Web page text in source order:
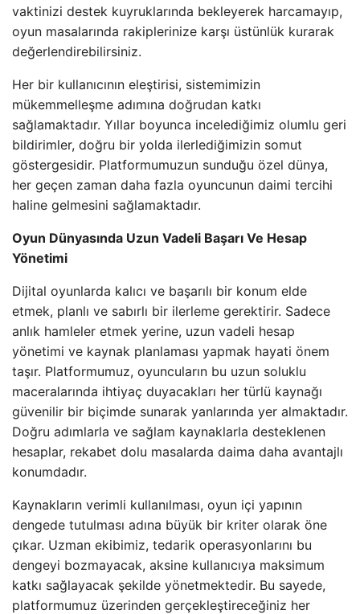
vaktinizi destek kuyruklarında bekleyerek harcamayıp,
oyun masalarında rakiplerinize karşı üstünlük kurarak
değerlendirebilirsiniz.
Her bir kullanıcının eleştirisi, sistemimizin
mükemmelleşme adımına doğrudan katkı
sağlamaktadır. Yıllar boyunca incelediğimiz olumlu geri
bildirimler, doğru bir yolda ilerlediğimizin somut
göstergesidir. Platformumuzun sunduğu özel dünya,
her geçen zaman daha fazla oyuncunun daimi tercihi
haline gelmesini sağlamaktadır.
Oyun Dünyasında Uzun Vadeli Başarı Ve Hesap
Yönetimi
Dijital oyunlarda kalıcı ve başarılı bir konum elde
etmek, planlı ve sabırlı bir ilerleme gerektirir. Sadece
anlık hamleler etmek yerine, uzun vadeli hesap
yönetimi ve kaynak planlaması yapmak hayati önem
taşır. Platformumuz, oyuncuların bu uzun soluklu
maceralarında ihtiyaç duyacakları her türlü kaynağı
güvenilir bir biçimde sunarak yanlarında yer almaktadır.
Doğru adımlarla ve sağlam kaynaklarla desteklenen
hesaplar, rekabet dolu masalarda daima daha avantajlı
konumdadır.
Kaynakların verimli kullanılması, oyun içi yapının
dengede tutulması adına büyük bir kriter olarak öne
çıkar. Uzman ekibimiz, tedarik operasyonlarını bu
dengeyi bozmayacak, aksine kullanıcıya maksimum
katkı sağlayacak şekilde yönetmektedir. Bu sayede,
platformumuz üzerinden gerçekleştireceğiniz her